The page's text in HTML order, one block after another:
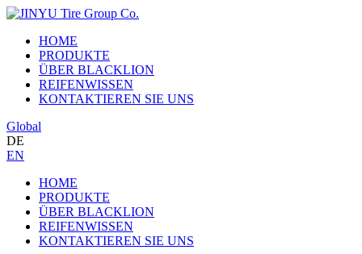
HOME
PRODUKTE
ÜBER BLACKLION
REIFENWISSEN
KONTAKTIEREN SIE UNS
Global
DE
EN
HOME
PRODUKTE
ÜBER BLACKLION
REIFENWISSEN
KONTAKTIEREN SIE UNS